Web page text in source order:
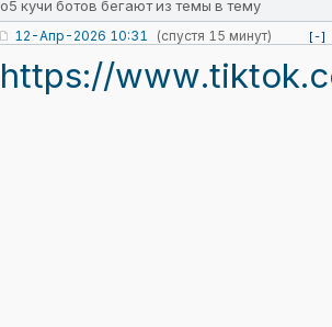
о5 кучи ботов бегают из темы в тему
12-Апр-2026 10:31 (спустя 15 минут) [-]
https://